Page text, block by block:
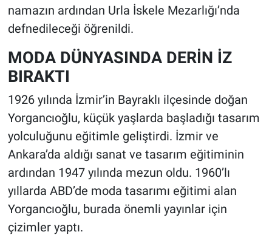
namazın ardından Urla İskele Mezarlığı’nda
defnedileceği öğrenildi.
MODA DÜNYASINDA DERİN İZ
BIRAKTI
1926 yılında İzmir’in Bayraklı ilçesinde doğan
Yorgancıoğlu, küçük yaşlarda başladığı tasarım
yolculuğunu eğitimle geliştirdi. İzmir ve
Ankara’da aldığı sanat ve tasarım eğitiminin
ardından 1947 yılında mezun oldu. 1960’lı
yıllarda ABD’de moda tasarımı eğitimi alan
Yorgancıoğlu, burada önemli yayınlar için
çizimler yaptı.